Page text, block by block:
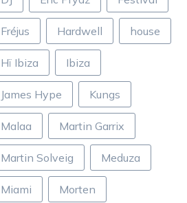
Fréjus Hardwell house
Hï Ibiza Ibiza
James Hype Kungs
Malaa Martin Garrix
Martin Solveig Meduza
Miami Morten